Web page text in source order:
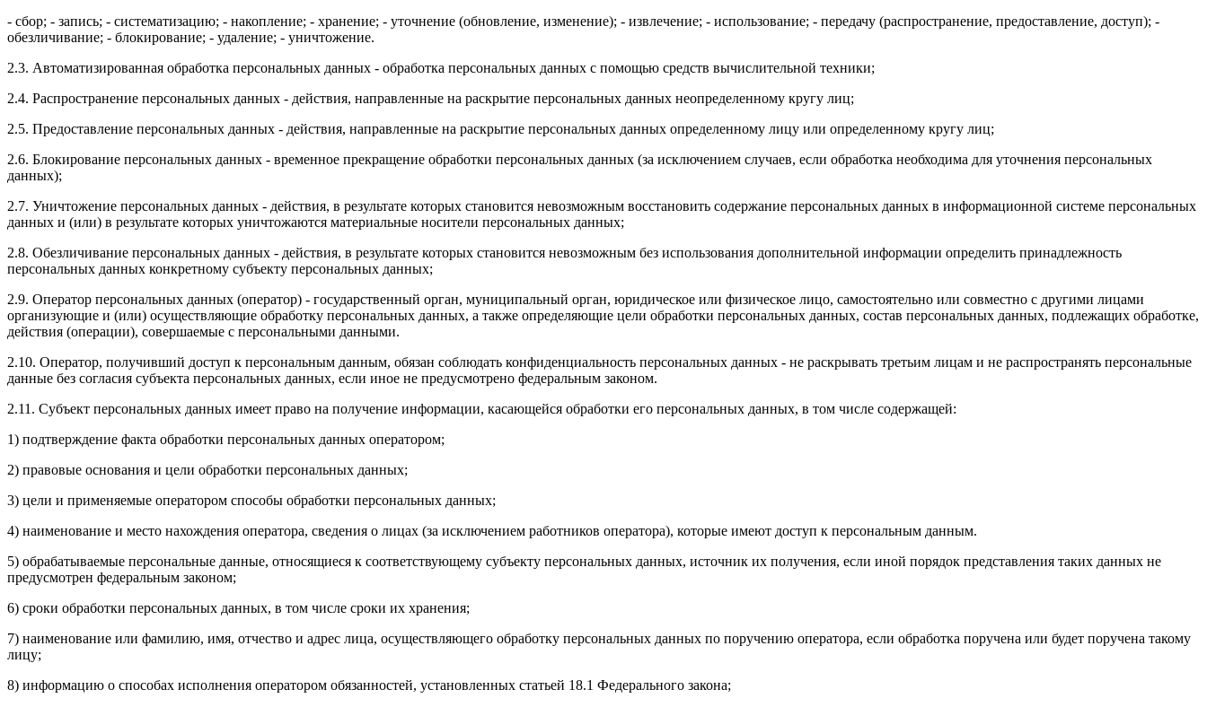
- сбор; - запись; - систематизацию; - накопление; - хранение; - уточнение (обновление, изменение); - извлечение; - использование; - передачу (распространение, предоставление, доступ); -
обезличивание; - блокирование; - удаление; - уничтожение.
2.3. Автоматизированная обработка персональных данных - обработка персональных данных с помощью средств вычислительной техники;
2.4. Распространение персональных данных - действия, направленные на раскрытие персональных данных неопределенному кругу лиц;
2.5. Предоставление персональных данных - действия, направленные на раскрытие персональных данных определенному лицу или определенному кругу лиц;
2.6. Блокирование персональных данных - временное прекращение обработки персональных данных (за исключением случаев, если обработка необходима для уточнения персональных
данных);
2.7. Уничтожение персональных данных - действия, в результате которых становится невозможным восстановить содержание персональных данных в информационной системе персональных
данных и (или) в результате которых уничтожаются материальные носители персональных данных;
2.8. Обезличивание персональных данных - действия, в результате которых становится невозможным без использования дополнительной информации определить принадлежность
персональных данных конкретному субъекту персональных данных;
2.9. Оператор персональных данных (оператор) - государственный орган, муниципальный орган, юридическое или физическое лицо, самостоятельно или совместно с другими лицами
организующие и (или) осуществляющие обработку персональных данных, а также определяющие цели обработки персональных данных, состав персональных данных, подлежащих обработке,
действия (операции), совершаемые с персональными данными.
2.10. Оператор, получивший доступ к персональным данным, обязан соблюдать конфиденциальность персональных данных - не раскрывать третьим лицам и не распространять персональные
данные без согласия субъекта персональных данных, если иное не предусмотрено федеральным законом.
2.11. Субъект персональных данных имеет право на получение информации, касающейся обработки его персональных данных, в том числе содержащей:
1) подтверждение факта обработки персональных данных оператором;
2) правовые основания и цели обработки персональных данных;
3) цели и применяемые оператором способы обработки персональных данных;
4) наименование и место нахождения оператора, сведения о лицах (за исключением работников оператора), которые имеют доступ к персональным данным.
5) обрабатываемые персональные данные, относящиеся к соответствующему субъекту персональных данных, источник их получения, если иной порядок представления таких данных не
предусмотрен федеральным законом;
6) сроки обработки персональных данных, в том числе сроки их хранения;
7) наименование или фамилию, имя, отчество и адрес лица, осуществляющего обработку персональных данных по поручению оператора, если обработка поручена или будет поручена такому
лицу;
8) информацию о способах исполнения оператором обязанностей, установленных статьей 18.1 Федерального закона;